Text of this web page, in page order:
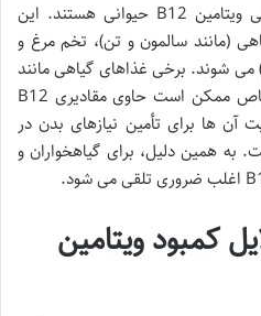
همانطور که ذکر شد، منابع اصلی ویتامین B12 حیوانی هستند. این
(مانند سالمون و تن)، تخم مرغ و
شوند. برخی غذاهای گیاهی مانند
مخمرهای غذایی و جلبک های خاص ممکن است حاوی مقادیری B12
آن ها برای تأمین نیازهای بدن در
همین دلیل، برای گیاهخواران و
کمبود ویتامین